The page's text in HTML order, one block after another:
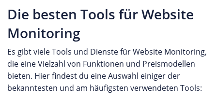
Die besten Tools für Website
Monitoring
Es gibt viele Tools und Dienste für Website Monitoring,
die eine Vielzahl von Funktionen und Preismodellen
bieten. Hier findest du eine Auswahl einiger der
bekanntesten und am häufigsten verwendeten Tools: